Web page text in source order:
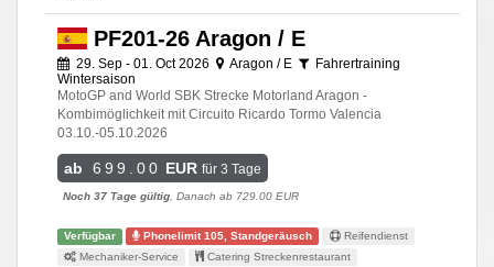
PF201-26 Aragon / E
29. Sep - 01. Oct 2026 Aragon / E
Fahrertraining
Wintersaison
MotoGP and World SBK Strecke Motorland Aragon -
Kombimöglichkeit mit Circuito Ricardo Tormo Valencia
03.10.-05.10.2026
ab 699.00 EUR für 3 Tage
Noch 37 Tage gültig , Danach ab 729.00 EUR
Verfügbar Phonelimit 105, Standgeräusch
Reifendienst
Mechaniker-Service
Catering Streckenrestaurant